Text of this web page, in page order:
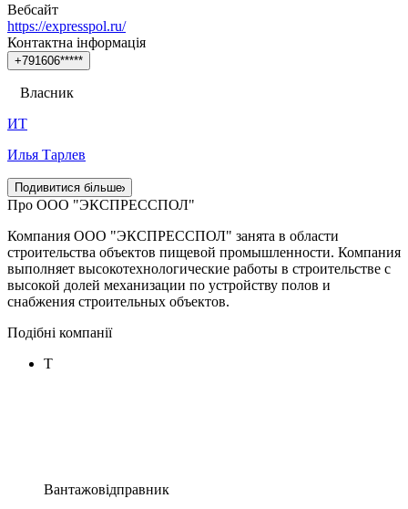
Вебсайт
https://expresspol.ru/
Контактна інформація
+791 606*****
Власник
ИТ
Илья Тарлев
Подивитися більше
Про ООО "ЭКСПРЕССПОЛ"
Компания ООО "ЭКСПРЕССПОЛ" занята в области
строительства объектов пищевой промышленности. Компания
выполняет высокотехнологические работы в строительстве с
высокой долей механизации по устройству полов и
снабжения строительных объектов.
Подібні компанії
Т
Вантажовідправник